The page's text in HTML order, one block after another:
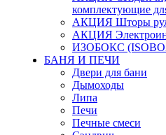
комплектующие
АКЦИЯ Шторы
АКЦИЯ
ИЗОБОКС
БАНЯ И ПЕЧИ
Двери для бани
Дымоходы
Липа
Печи
Печные смеси